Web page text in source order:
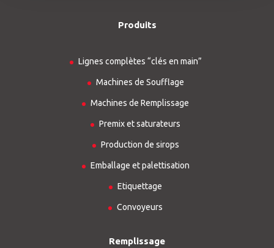
Produits
Lignes complètes “clés en main”
Machines de Soufflage
Machines de Remplissage
Premix et saturateurs
Production de sirops
Emballage et palettisation
Etiquettage
Convoyeurs
Remplissage